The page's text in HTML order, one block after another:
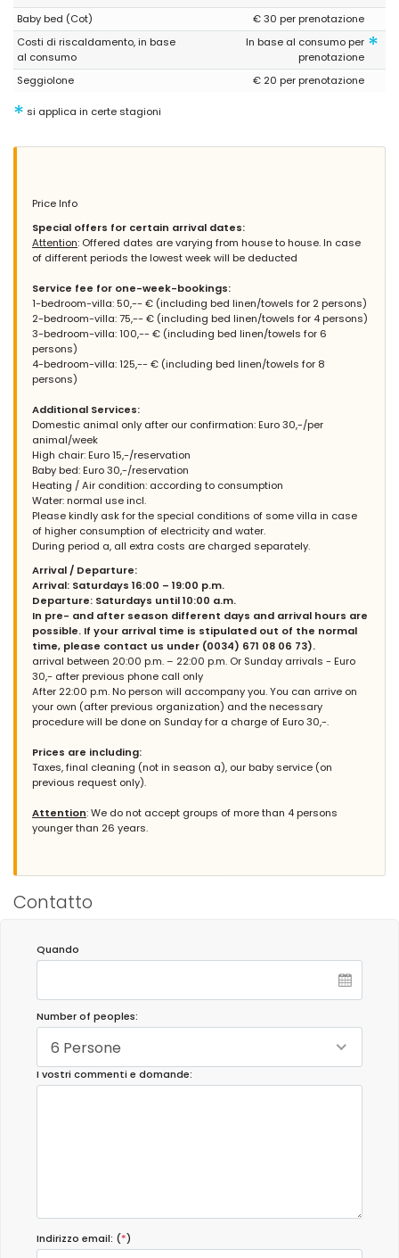
- 10,0
Gruppi di amici - Giugno 2019 - Regno Unito :
(Testo originale)
I cannot recommend Villa Chris enough. Excellent
accommodation set in beautiful surroundings close to all
Excellent accommodation, immaculately clean had everything
servizi. Ritorneremo sicuramente.
cui avevamo bisogno e altro ancora
- 10,0
Famiglie con figli più grandi - Giugno 2017 - Eire :
(Testo originale)
One of the most helpful companies, very accommodating, a
pleasure to deal with. I would highly recommend this
accommodation and company A wonderful holiday
(Tradotto da Google)
Una delle aziende più disponibili, molto accomodante, un
piacere avere a che fare. Consiglio vivamente questo alloggio e
compagnia Una vacanza meravigliosa
Baby bed (Cot)
€ 30 per prenotazione
Costi di riscaldamento, in base
al consumo
In base al consumo per
prenotazione *
Seggiolone € 20 per prenotazione
* si applica in certe stagioni
Price Info
Special offers for certain arrival dates:
Attention: Offered dates are varying from house to house. In case
of different periods the lowest week will be deducted
Service fee for one-week-bookings:
1-bedroom-villa: 50,-- € (including bed linen/towels for 2 persons)
2-bedroom-villa: 75,-- € (including bed linen/towels for 4 persons)
3-bedroom-villa: 100,-- € (including bed linen/towels for 6
persons)
4-bedroom-villa: 125,-- € (including bed linen/towels for 8
persons)
Additional Services:
Domestic animal only after our confirmation: Euro 30,-/per
animal/week
High chair: Euro 15,-/reservation
Baby bed: Euro 30,-/reservation
Heating / Air condition: according to consumption
Water: normal use incl.
Please kindly ask for the special conditions of some villa in case
of higher consumption of electricity and water.
During period a, all extra costs are charged separately.
Arrival / Departure:
Arrival: Saturdays 16:00 – 19:00 p.m.
Departure: Saturdays until 10:00 a.m.
In pre- and after season different days and arrival hours are
possible. If your arrival time is stipulated out of the normal
time, please contact us under (0034) 671 08 06 73).
arrival between 20:00 p.m. – 22:00 p.m. Or Sunday arrivals - Euro
30,- after previous phone call only
After 22:00 p.m. No person will accompany you. You can arrive on
your own (after previous organization) and the necessary
procedure will be done on Sunday for a charge of Euro 30,-.
Prices are including:
Taxes, final cleaning (not in season a), our baby service (on
previous request only).
Attention: We do not accept groups of more than 4 persons
younger than 26 years.
Contatto
Quando
Number of peoples:
6 Persone
I vostri commenti e domande:
Indirizzo email: (*)